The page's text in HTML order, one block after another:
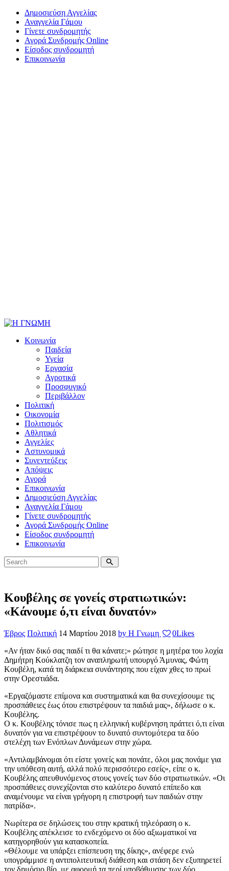
Δημοσιεύση Αγγελίας
Αναγγελία Γάμου
Γίνετε συνδρομητής
Αγορά Συνδρομής Online
Είσοδος συνδρομητή
Επικοινωνία
Κοινωνία
Παιδεία
Υγεία
Εργασία
Αγροτικά
Προσφυγικό
Περιβάλλον
Πολιτική
Οικονομία
Πολιτισμός
Αθλητικά
Αγγελίες
Αστυνομικά
Συνεντεύξεις
Απόψεις
Αγορά
Επικοινωνία
Δημοσιεύση Αγγελίας
Αναγγελία Γάμου
Γίνετε συνδρομητής
Αγορά Συνδρομής Online
Είσοδος συνδρομητή
Επικοινωνία
Κουβέλης σε γονείς στρατιωτικών:
«Κάνουμε ό,τι είναι δυνατόν»
Έβρος Πολιτική 14 Μαρτίου 2018 by Η Γνωμη 0Likes
«Αν ήταν δικό σας παιδί τι θα κάνατε;» ρώτησε η μητέρα του λοχία
Δημήτρη Κούκλατζη τον αναπληρωτή υπουργό Άμυνας, Φώτη
Κουβέλη, κατά τη διάρκεια συνάντησης που είχαν χθες το πρωί
στην Ορεστιάδα.
«Εργαζόμαστε επίμονα και συστηματικά και θα συνεχίσουμε τις
προσπάθειες έως ότου επιστρέψουν τα παιδιά μας», δήλωσε ο κ.
Κουβέλης.
Ο κ. Κουβέλης τόνισε πως η ελληνική κυβέρνηση πράττει ό,τι είναι
δυνατόν για να επιστρέψουν το δυνατό συντομότερα τα δύο
στελέχη των Ενόπλων Δυνάμεων στην χώρα.
«Αντιλαμβάνομαι ότι είστε γονείς και πονάτε, όλοι μας πονάμε για
την υπόθεση αυτή, αλλά πολύ περισσότερο εσείς», είπε ο κ.
Κουβέλης απευθυνόμενος στους γονείς των δύο στρατιωτικών. «Οι
προσπάθειες συνεχίζονται στο καλύτερο δυνατό επίπεδο και
αναμένουμε να είναι γρήγορη η επιστροφή των παιδιών στην
πατρίδα».
Νωρίτερα σε δηλώσεις του στην κρατική τηλεόραση ο κ.
Κουβέλης απέκλεισε το ενδεχόμενο οι δύο αξιωματικοί να
κατηγορηθούν για κατασκοπεία.
«Θέλουμε να υπάρξει επίσπευση της δίκης», ανέφερε ενώ
υπογράμμισε η αντιπολιτευτική διάθεση και στάση δεν εξυπηρετεί
τον δημόσιο βίο, με αφορμή τα περί υποβάθμισης των δύο